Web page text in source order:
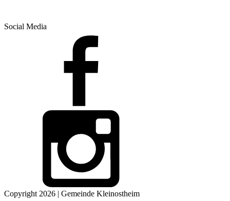
Social Media
Copyright 2026 | Gemeinde Kleinostheim